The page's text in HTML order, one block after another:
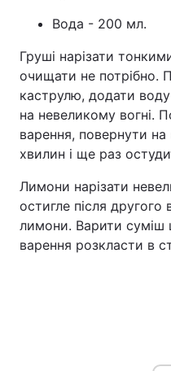
Вода - 200 мл.
Груші нарізати
очищати не потрібно.
каструлю, додати
на невеликому вогні.
варення, повернути
хвилин і ще раз
Лимони нарізати
остигле після другого
лимони. Варити суміш
варення розкласти в